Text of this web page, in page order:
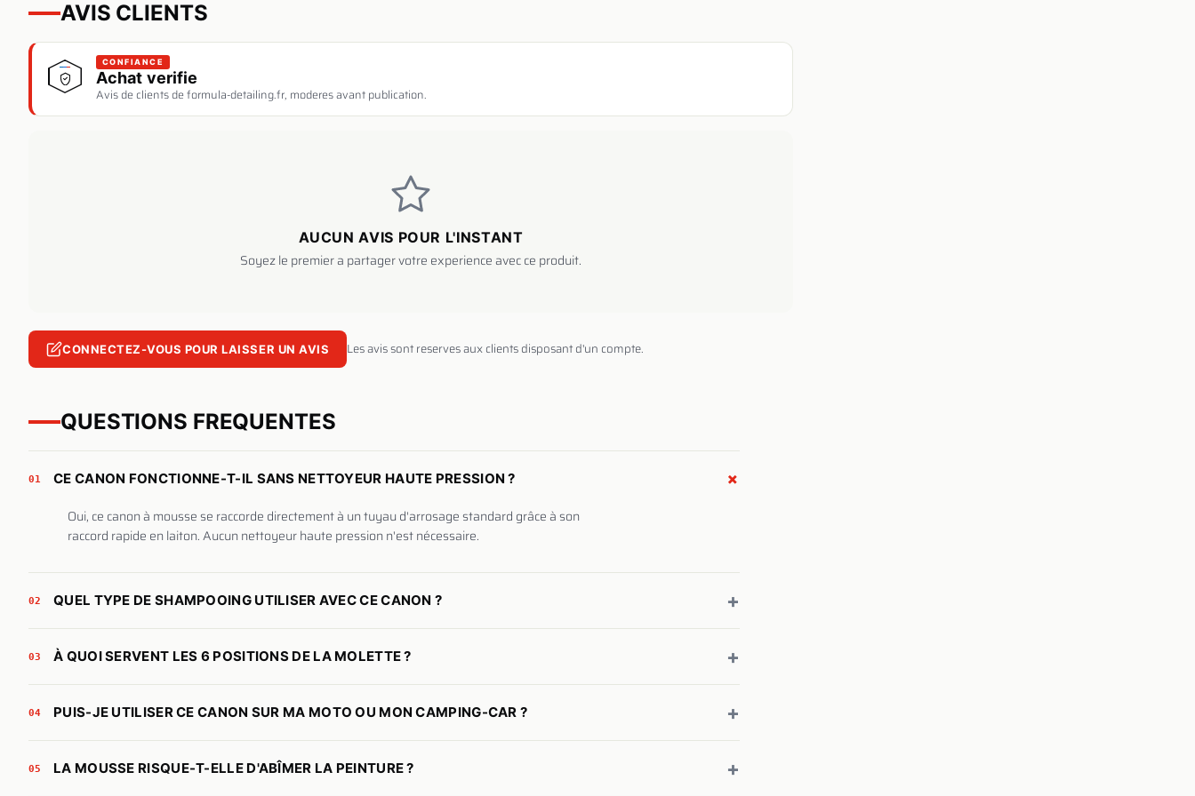
AVIS CLIENTS
CONFIANCE
Achat verifie
Avis de clients de formula-detailing.fr, moderes avant publication.
AUCUN AVIS POUR L'INSTANT
Soyez le premier a partager votre experience avec ce produit.
CONNECTEZ-VOUS POUR LAISSER UN AVIS Les avis sont reserves aux clients disposant d'un compte.
QUESTIONS FREQUENTES
01 CE CANON FONCTIONNE-T-IL SANS NETTOYEUR HAUTE PRESSION ? +
Oui, ce canon à mousse se raccorde directement à un tuyau d'arrosage standard grâce à son
raccord rapide en laiton. Aucun nettoyeur haute pression n'est nécessaire.
02 QUEL TYPE DE SHAMPOOING UTILISER AVEC CE CANON ? +
03 À QUOI SERVENT LES 6 POSITIONS DE LA MOLETTE ? +
04 PUIS-JE UTILISER CE CANON SUR MA MOTO OU MON CAMPING-CAR ? +
05 LA MOUSSE RISQUE-T-ELLE D'ABÎMER LA PEINTURE ? +